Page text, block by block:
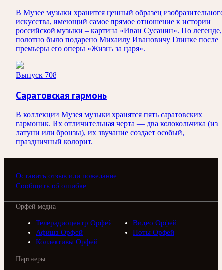
В Музее музыки хранится ценный образец
искусства, имеющий самое прямое отношение к истории
российской музыки – картина «Иван Сусанин». По легенде,
полотно было подарено Михаилу Ивановичу Глинке после
премьеры его оперы «Жизнь за царя».
Выпуск 708
Саратовская гармонь
В коллекции Музея музыки хранятся пять саратовских
гармоник. Их отличительная черта — два колокольчика (из
латуни или бронзы), их звучание создает особый,
праздничный колорит.
Оставить отзыв или пожелание
Сообщить об ошибке
Орфей медиа
Телерадиоцентр Орфей
Видео Орфей
Афиша Орфей
Ноты Орфей
Коллективы Орфей
Партнеры